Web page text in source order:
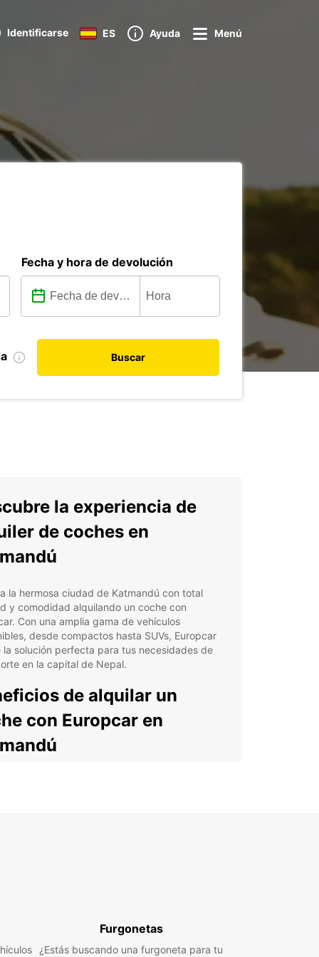
Identificarse ES Ayuda Menú
Fecha y hora de devolución
Buscar
la experiencia de
de coches en
la hermosa ciudad de Katmandú con total
y comodidad alquilando un coche con
Con una amplia gama de vehículos
desde compactos hasta SUVs, Europcar
la solución perfecta para tus necesidades de
en la capital de Nepal.
de alquilar un
con Europcar en
de Katmandú
Furgonetas
¿Estás buscando una furgoneta para tu